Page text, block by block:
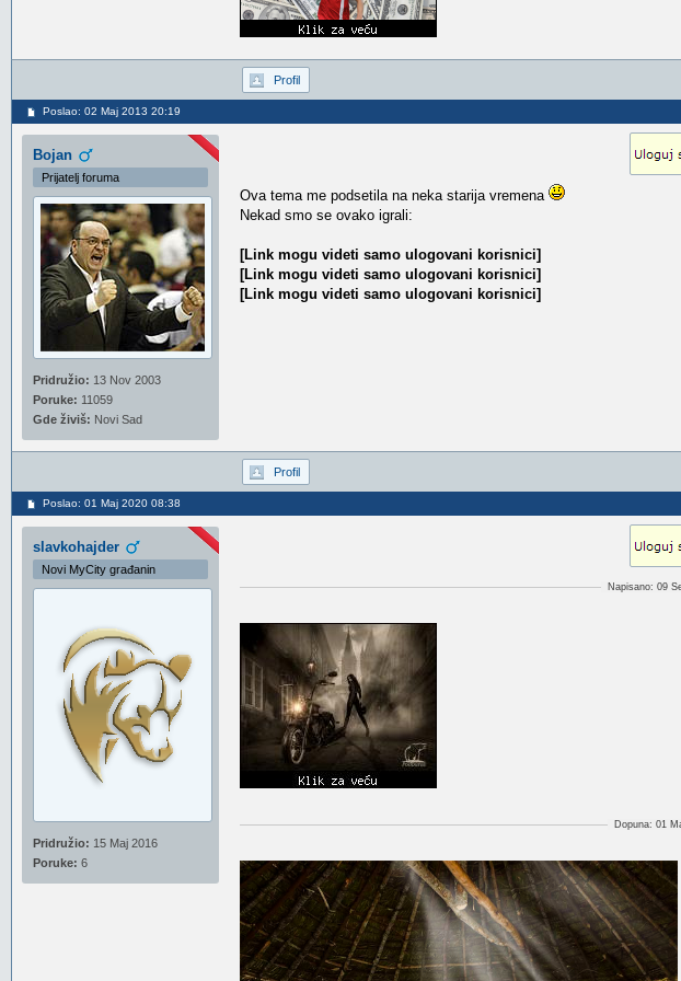
Profil
Poslao: 02 Maj 2013 20:19
Bojan
Prijatelj foruma
Pridružio: 13 Nov 2003
Poruke: 11059
Gde živiš: Novi Sad
Ova tema me podsetila na neka starija vremena
Nekad smo se ovako igrali:
[Link mogu videti samo ulogovani korisnici]
[Link mogu videti samo ulogovani korisnici]
[Link mogu videti samo ulogovani korisnici]
Profil
Poslao: 01 Maj 2020 08:38
slavkohajder
Novi MyCity građanin
Pridružio: 15 Maj 2016
Poruke: 6
Napisano: 09
Dopuna: 01